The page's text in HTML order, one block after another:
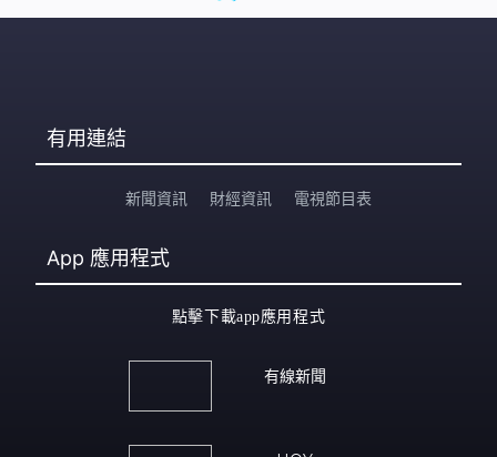
有用連結
新聞資訊 財經資訊 電視節目表
App 應用程式
點擊下載app應用程式
有線新聞